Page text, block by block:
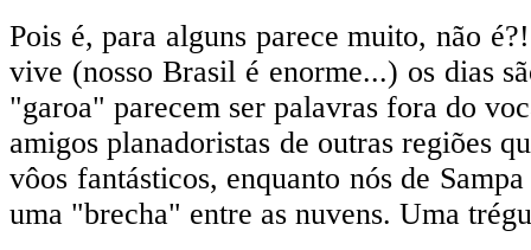
Pois é, para alguns parece muito, não
vive (nosso Brasil é enorme...) os dias
"garoa" parecem ser palavras fora do
amigos planadoristas de outras regiões
vôos fantásticos, enquanto nós de
uma "brecha" entre as nuvens. Uma